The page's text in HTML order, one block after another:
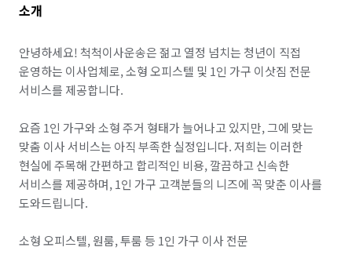
소개
안녕하세요! 척척이사운송은 젊고 열정 넘치는 청년이 직접
운영하는 이사업체로, 소형 오피스텔 및 1인 가구 이삿짐 전문
서비스를 제공합니다.
요즘 1인 가구와 소형 주거 형태가 늘어나고 있지만, 그에 맞는
맞춤 이사 서비스는 아직 부족한 실정입니다. 저희는 이러한
현실에 주목해 간편하고 합리적인 비용, 깔끔하고 신속한
서비스를 제공하며, 1인 가구 고객분들의 니즈에 꼭 맞춘 이사를
도와드립니다.
소형 오피스텔, 원룸, 투룸 등 1인 가구 이사 전문